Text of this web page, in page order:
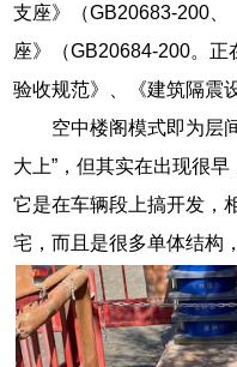
支座》（GB20683-200、
座》（GB20684-200。
验收规范》、《建筑隔震
空中楼阁模式即为层
大上”，但其实在出现很
它是在车辆段上搞开发，
宅，而且是很多单体结构